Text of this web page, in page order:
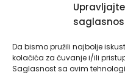
Upravljajte
Da bismo pružili najbolje
kolačića za čuvanje i/ili
Saglasnost sa ovim
Grad
E-Matičar